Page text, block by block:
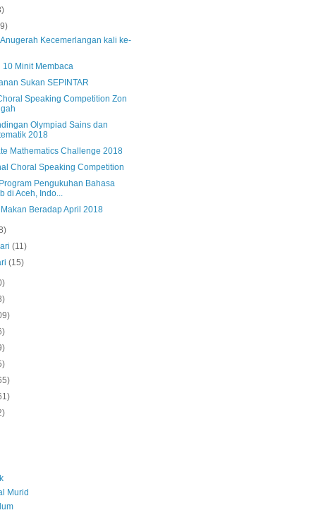
Kecemerlangan kali ke-
10 Minit Membaca
Sukan SEPINTAR
Speaking Competition Zon
Olympiad Sains dan
2018
Mathematics Challenge 2018
Choral Speaking Competition
Pengukuhan Bahasa
di Aceh, Indo...
Beradap April 2018
(11)
(15)
Murid